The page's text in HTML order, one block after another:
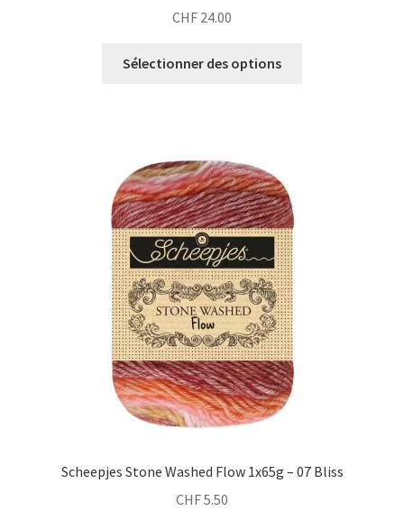
CHF 24.00
Sélectionner des options
Scheepjes Stone Washed Flow 1x65g – 07 Bliss
CHF5.50